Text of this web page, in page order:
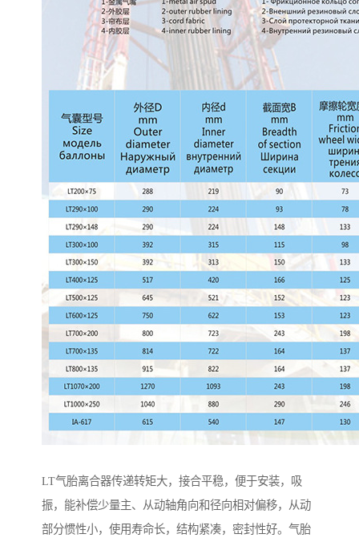
LT气胎离合器传递转矩大，接合平稳，便于安装，吸
振，能补偿少量主、从动轴角向和径向相对偏移，从动
部分惯性小，使用寿命长，结构紧凑，密封性好。气胎